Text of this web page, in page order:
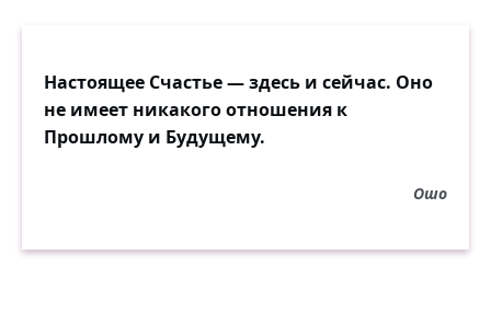
Настоящее Счастье — здесь и сейчас. Оно
не имеет никакого отношения к
Прошлому и Будущему.
Ошо